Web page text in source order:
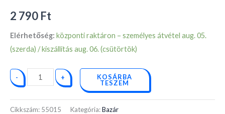
2 790 Ft
Elérhetőség: központi raktáron – személyes átvétel aug. 05.
(szerda) / kiszállítás aug. 06. (csütörtök)
- + KOSÁRBA
TESZEM
Cikkszám: 55015 Kategória:Bazár